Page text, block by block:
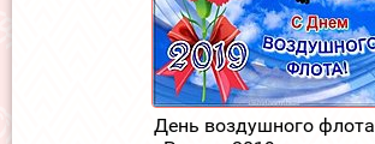
День воздушного флота